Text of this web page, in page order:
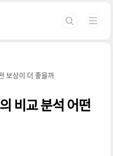
보상이 더 좋을까
비교 분석 어떤